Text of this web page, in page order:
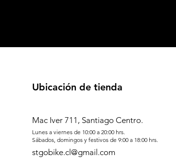
Ubicación de tienda
Mac Iver 711, Santiago Centro.
Lunes a viernes de 10:00 a 20:00 hrs.
Sábados, domingos y festivos de 9:00 a 18:00 hrs.
stgobike.cl@gmail.com